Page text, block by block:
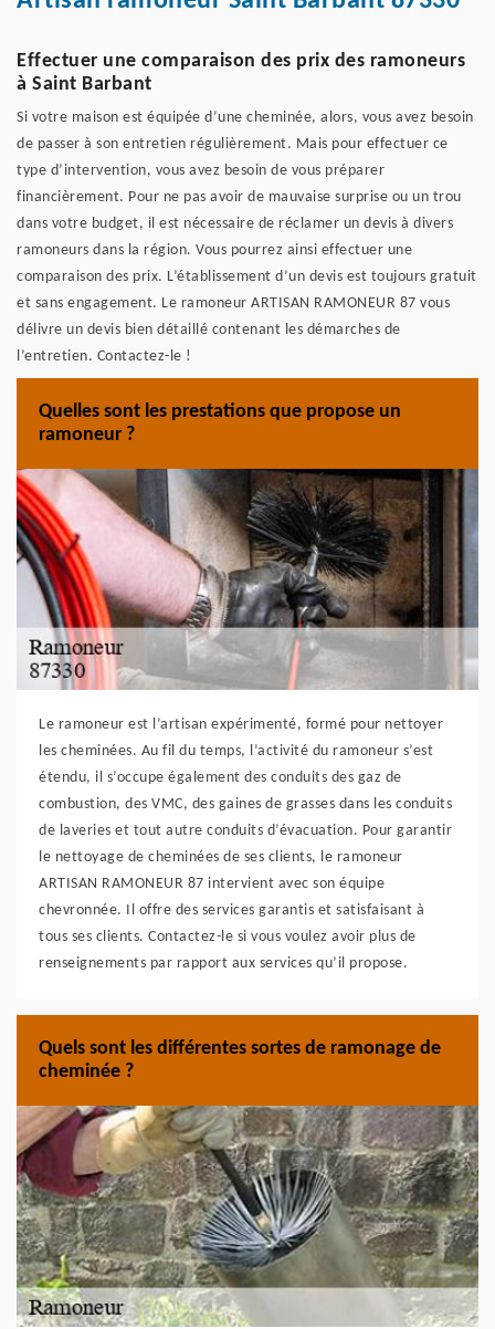
Effectuer une comparaison des prix des ramoneurs
à Saint Barbant
Si votre maison est équipée d’une cheminée, alors, vous avez besoin
de passer à son entretien régulièrement. Mais pour effectuer ce
type d’intervention, vous avez besoin de vous préparer
financièrement. Pour ne pas avoir de mauvaise surprise ou un trou
dans votre budget, il est nécessaire de réclamer un devis à divers
ramoneurs dans la région. Vous pourrez ainsi effectuer une
comparaison des prix. L’établissement d’un devis est toujours gratuit
et sans engagement. Le ramoneur ARTISAN RAMONEUR 87 vous
délivre un devis bien détaillé contenant les démarches de
l’entretien. Contactez-le !
Quelles sont les prestations que propose un
ramoneur ?
Le ramoneur est l’artisan expérimenté, formé pour nettoyer
les cheminées. Au fil du temps, l’activité du ramoneur s’est
étendu, il s’occupe également des conduits des gaz de
combustion, des VMC, des gaines de grasses dans les conduits
de laveries et tout autre conduits d’évacuation. Pour garantir
le nettoyage de cheminées de ses clients, le ramoneur
ARTISAN RAMONEUR 87 intervient avec son équipe
chevronnée. Il offre des services garantis et satisfaisant à
tous ses clients. Contactez-le si vous voulez avoir plus de
renseignements par rapport aux services qu’il propose.
Quels sont les différentes sortes de ramonage de
cheminée ?